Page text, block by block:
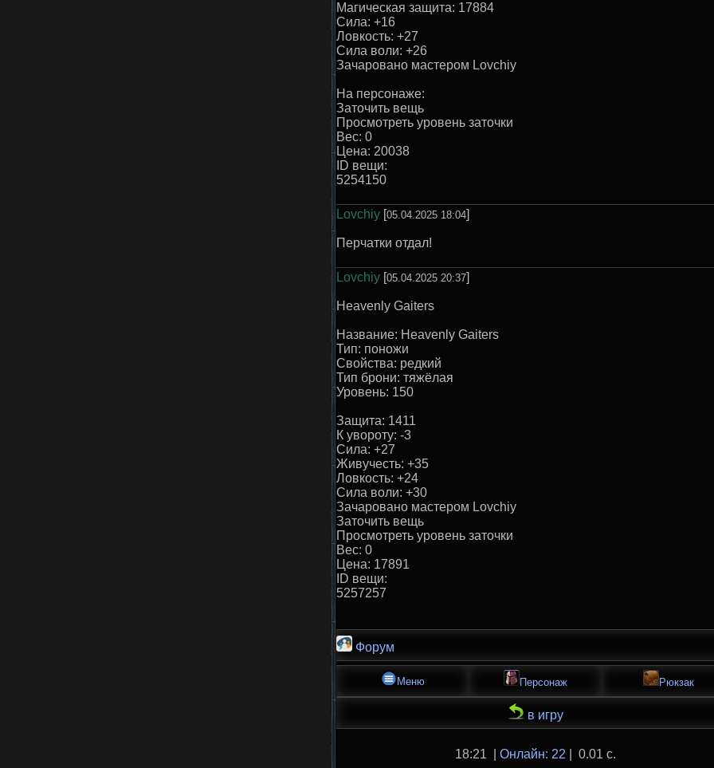
Магическая защита: 17884
Сила: +16
Ловкость: +27
Сила воли: +26
Зачаровано маcтером Lovchiy
На персонаже:
Заточить вещь
Просмотреть уровень заточки
Вес: 0
Цена: 20038
ID вещи:
5254150
Lovchiy [05.04.2025 18:04]
Перчатки отдал!
Lovchiy [05.04.2025 20:37]
Heavenly Gaiters
Название: Heavenly Gaiters
Тип: поножи
Свойства: редкий
Тип брони: тяжёлая
Уровень: 150
Защита: 1411
К увороту: -3
Сила: +27
Живучесть: +35
Ловкость: +24
Сила воли: +30
Зачаровано маcтером Lovchiy
Заточить вещь
Просмотреть уровень заточки
Вес: 0
Цена: 17891
ID вещи:
5257257
Форум
Меню Персонаж Рюкзак
в игру
18:21 | Онлайн: 22 | 0.01 с.